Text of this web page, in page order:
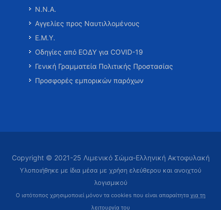
Ν.Ν.Α.
Αγγελίες προς Ναυτιλλομένους
Ε.Μ.Υ.
Οδηγίες από ΕΟΔΥ για COVID-19
Γενική Γραμματεία Πολιτικής Προστασίας
Προσφορές εμπορικών παρόχων
Copyright © 2021-25 Λιμενικό Σώμα-Ελληνική Ακτοφυλακή
Υλοποιήθηκε με ίδια μέσα με χρήση ελεύθερου και ανοιχτού
λογισμικού
Ο ιστότοπος χρησιμοποιεί μόνον τα cookies που είναι απαραίτητα για τη
λειτουργία του